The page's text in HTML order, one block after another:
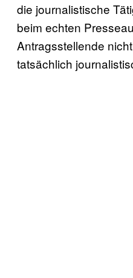
die journalistische
beim echten
Antragsstellende
tatsächlich